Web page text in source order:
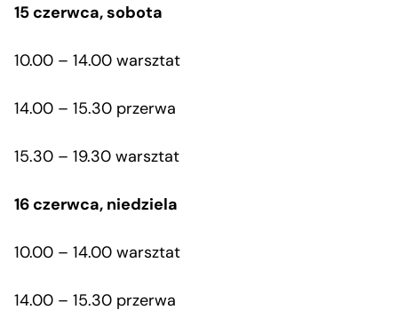
15 czerwca, sobota
10.00 – 14.00 warsztat
14.00 – 15.30 przerwa
15.30 – 19.30 warsztat
16 czerwca, niedziela
10.00 – 14.00 warsztat
14.00 – 15.30 przerwa